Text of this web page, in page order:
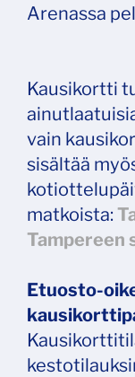
Arenassa
Kausikortti
vain
sisältää
matkoista:
Tampereen
Etuosto-